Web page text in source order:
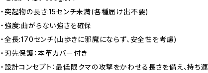
・突起物の長さ:15センチ未満(各種届け出不要)
・強度:曲がらない強さを確保
・全長:170センチ(山歩きに邪魔にならず、安全性を考慮)
・刃先保護：本革カバー付き
・設計コンセプト：最低限クマの攻撃をかわせる長さを備え、持ち運